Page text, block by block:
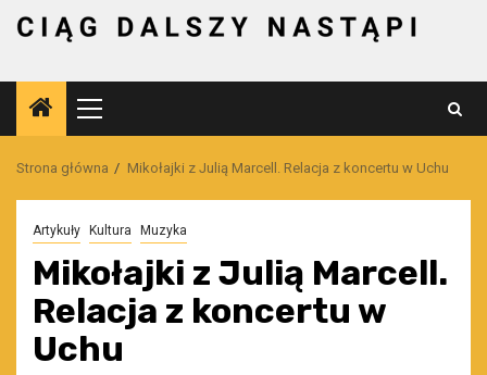
Menu
główne
Strona główna Mikołajki z Julią Marcell. Relacja z koncertu w Uchu
Artykuły Kultura Muzyka
Mikołajki z Julią Marcell.
Relacja z koncertu w
Uchu